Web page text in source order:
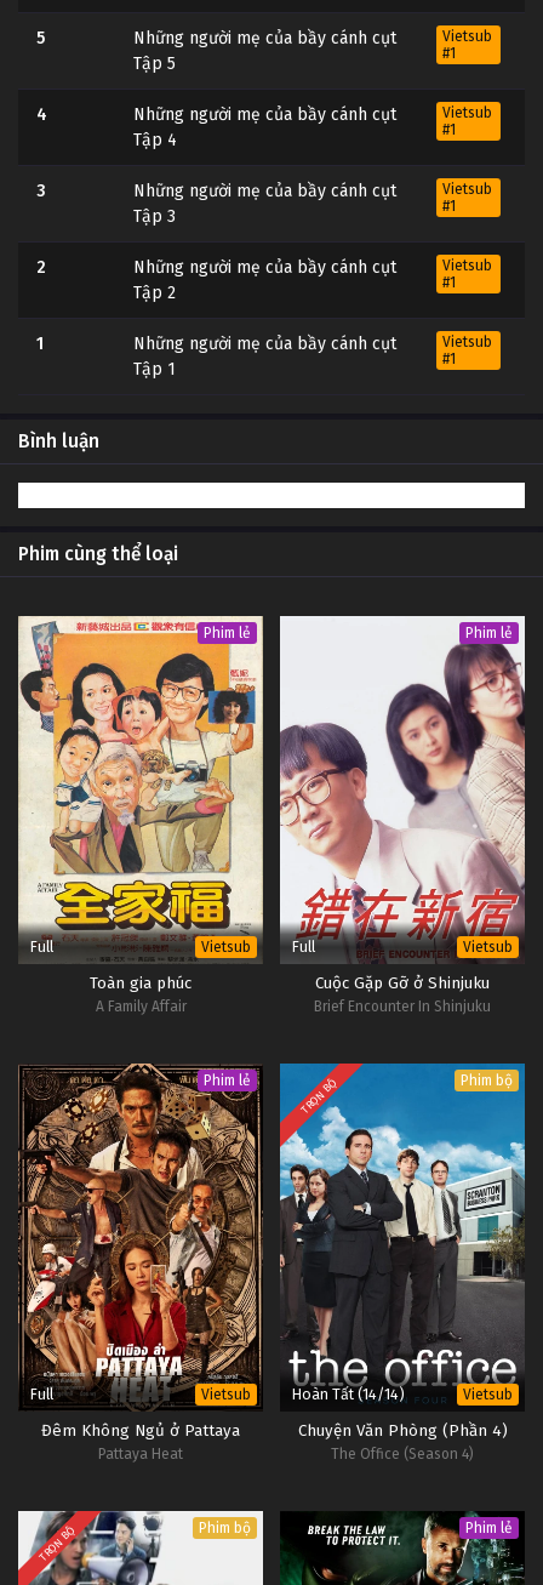
5
Những người mẹ của bầy cánh cụt
Tập 5
Vietsub
#1
4
Những người mẹ của bầy cánh cụt
Tập 4
Vietsub
#1
3
Những người mẹ của bầy cánh cụt
Tập 3
Vietsub
#1
2
Những người mẹ của bầy cánh cụt
Tập 2
Vietsub
#1
1
Những người mẹ của bầy cánh cụt
Tập 1
Vietsub
#1
Bình luận
Phim cùng thể loại
Phim lẻ
Full Vietsub
Toàn gia phúc
A Family Affair
Phim lẻ
Full Vietsub
Cuộc Gặp Gỡ ở Shinjuku
Brief Encounter In Shinjuku
Phim lẻ
Full Vietsub
Đêm Không Ngủ ở Pattaya
Pattaya Heat
TRỌN BỘ Phim bộ
Hoàn Tất (14/14) Vietsub
Chuyện Văn Phòng (Phần 4)
The Office (Season 4)
TRỌN BỘ Phim bộ Phim lẻ